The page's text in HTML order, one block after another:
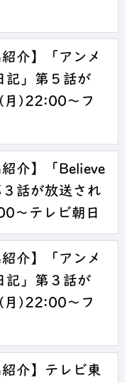
介】「アンメ
記」第５話が
月)22:00～フ
紹介】「Believe
話が放送され
～テレビ朝日
介】「アンメ
記」第３話が
月)22:00～フ
紹介】テレビ東